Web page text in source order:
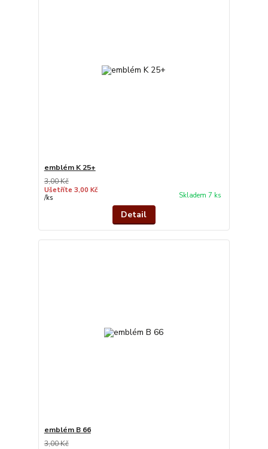
emblém K 25+
3,00 Kč
Ušetříte 3,00 Kč
/ks Skladem 7 ks
Detail
emblém B 66
3,00 Kč